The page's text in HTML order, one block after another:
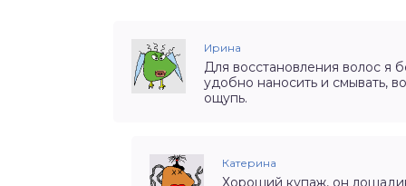
Ирина
Для восстановления волос я
удобно наносить и смывать,
ощупь.
Катерина
Хороший купаж, он